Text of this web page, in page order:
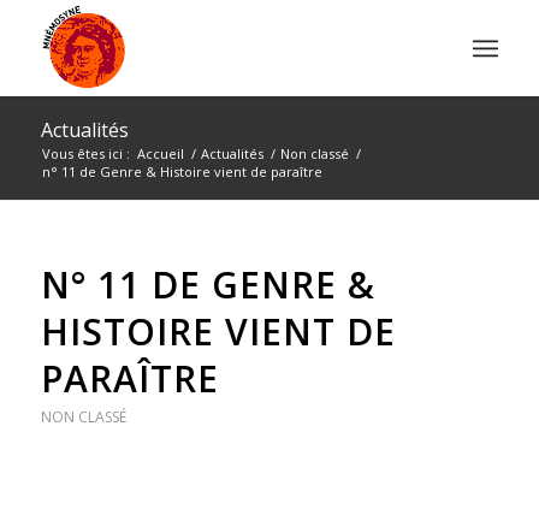
Actualités
Vous êtes ici : Accueil / Actualités / Non classé /
n° 11 de Genre & Histoire vient de paraître
N° 11 DE GENRE &
HISTOIRE VIENT DE
PARAÎTRE
NON CLASSÉ